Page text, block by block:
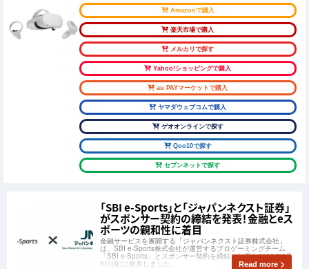
Amazonで購入
楽天市場で購入
メルカリで探す
Yahoo!ショッピングで購入
au PAYマーケットで購入
ヤマダウェブコムで購入
ゲオオンラインで探す
Qoo10で探す
セブンネットで探す
「SBI e-Sports」と「ジャパンネクスト証券」
がスポンサー契約の締結を発表！金融とeス
ポーツの親和性に着目
金融サービスを展開する「ジャパンネクスト証券株式会社」
は、SBI e-Sports株式会社が運営するプロゲーミングチーム
「SBI e-Sports」とスポンサー契約を締結した事を2023年2月
3日(金)に発表しました。 Read more